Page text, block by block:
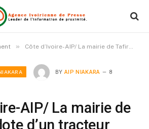
» Côte d’Ivoire-AIP/ La mairie de Tafiré se dote d’un tracteur dédié à la collecte des ordures ménagères
BY AIP NIAKARA 8
AIP/ La mairie de
d’un tracteur